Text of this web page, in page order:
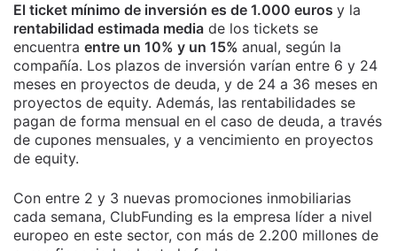
El ticket mínimo de inversión es de 1.000 euros y la
rentabilidad estimada media de los tickets se
encuentra entre un 10% y un 15% anual, según la
compañía. Los plazos de inversión varían entre 6 y 24
meses en proyectos de deuda, y de 24 a 36 meses en
proyectos de equity. Además, las rentabilidades se
pagan de forma mensual en el caso de deuda, a través
de cupones mensuales, y a vencimiento en proyectos
de equity.
Con entre 2 y 3 nuevas promociones inmobiliarias
cada semana, ClubFunding es la empresa líder a nivel
europeo en este sector, con más de 2.200 millones de